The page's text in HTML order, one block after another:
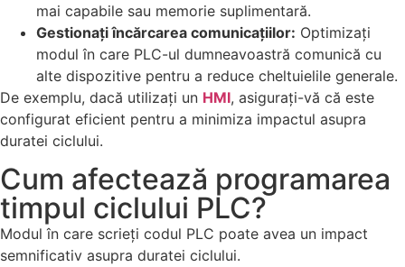
mai capabile sau memorie suplimentară.
Gestionați încărcarea comunicațiilor: Optimizați
modul în care PLC-ul dumneavoastră comunică cu
alte dispozitive pentru a reduce cheltuielile generale.
De exemplu, dacă utilizați un HMI, asigurați-vă că este
configurat eficient pentru a minimiza impactul asupra
duratei ciclului.
Cum afectează programarea
timpul ciclului PLC?
Modul în care scrieți codul PLC poate avea un impact
semnificativ asupra duratei ciclului.